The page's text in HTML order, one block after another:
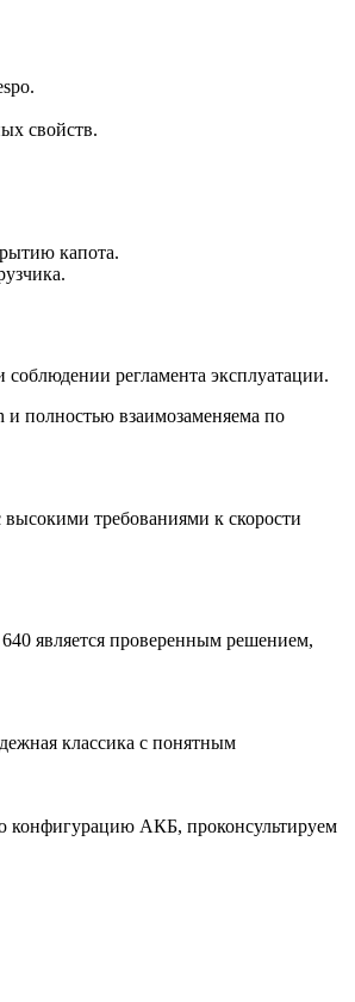
свойств.
капота.
соблюдении регламента эксплуатации.
полностью взаимозаменяема по
требованиями к скорости
является проверенным решением,
классика с понятным
конфигурацию АКБ, проконсультируем